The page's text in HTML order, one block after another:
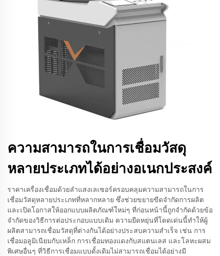
ความสามารถในการเชื่อมวัสดุ
หลายประเภทได้อย่างอเนกประสงค์
ราคาเครื่องเชื่อมด้วยลำแสงเลเซอร์ครอบคลุมความสามารถในการ
เชื่อมวัสดุหลายประเภทที่หลากหลาย ซึ่งช่วยขยายขีดจำกัดการผลิต
และเปิดโอกาสให้ออกแบบผลิตภัณฑ์ใหม่ๆ ที่ก่อนหน้านี้ถูกจำกัดด้วยข้อ
จำกัดของวิธีการต่อประกอบแบบเดิม ความยืดหยุ่นที่โดดเด่นนี้ทำให้ผู้
ผลิตสามารถเชื่อมวัสดุที่ต่างกันได้อย่างประสบความสำเร็จ เช่น การ
เชื่อมอลูมิเนียมกับเหล็ก การเชื่อมทองแดงกับสแตนเลส และโลหะผสม
พิเศษอื่นๆ ที่วิธีการเชื่อมแบบดั้งเดิมไม่สามารถเชื่อมได้อย่างมี